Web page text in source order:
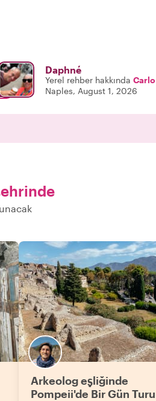
Daphné
Yerel rehber hakkında Carlo
Naples, August 1, 2026
Arkeolog eşliğinde
Pompeii'de Bir Gün Turu